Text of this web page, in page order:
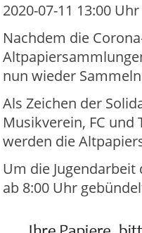
2020-07-11 13:00
Nachdem die
nun wieder
Als Zeichen der
Musikverein, FC und
werden die
Um die
ab 8:00 Uhr